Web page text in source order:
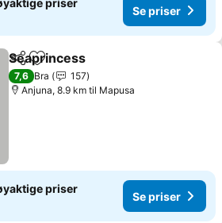
priser
Se priser
Del Legg til i favoritter
Seaprincess
7,6 Bra
157
Anjuna, 8.9 km til Mapusa
priser
Se priser